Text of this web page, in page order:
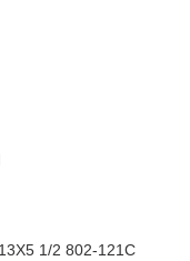
1/2 802-121C